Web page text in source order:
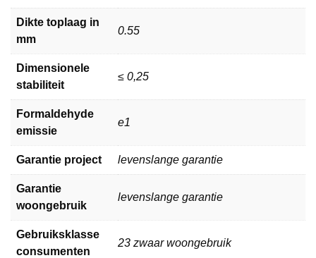
Dikte toplaag in
mm
0.55
Dimensionele
stabiliteit
≤ 0,25
Formaldehyde
emissie
e1
Garantie project levenslange garantie
Garantie
woongebruik
levenslange garantie
Gebruiksklasse
consumenten
23 zwaar woongebruik